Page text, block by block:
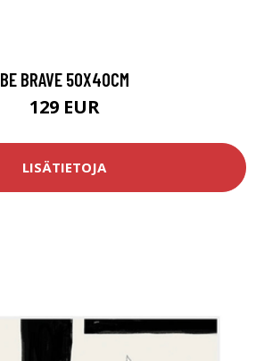
BE BRAVE 50X40CM
129 EUR
LISÄTIETOJA